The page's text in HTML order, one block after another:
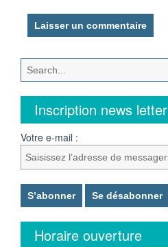
Inscription news letter
Votre e-mail :
Horaire ouverture